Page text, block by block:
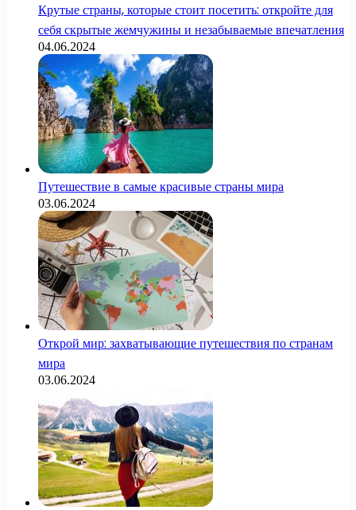
Крутые страны, которые стоит посетить: откройте для
себя скрытые жемчужины и незабываемые впечатления
04.06.2024
Путешествие в самые красивые страны мира
03.06.2024
Открой мир: захватывающие путешествия по странам
мира
03.06.2024